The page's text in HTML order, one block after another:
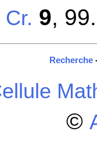
Cr. 9, 99.
Recherche
©